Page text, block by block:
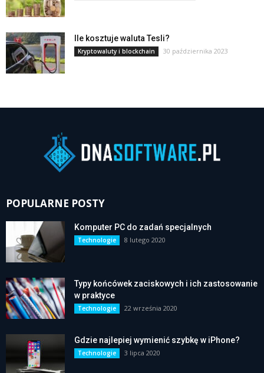
Ile kosztuje waluta Tesli?
Kryptowaluty i blockchain 30 października 2023
POPULARNE POSTY
Komputer PC do zadań specjalnych
Technologie 8 lutego 2020
Typy końcówek zaciskowych i ich zastosowanie
w praktyce
Technologie 22 września 2020
Gdzie najlepiej wymienić szybkę w iPhone?
Technologie 3 lipca 2020